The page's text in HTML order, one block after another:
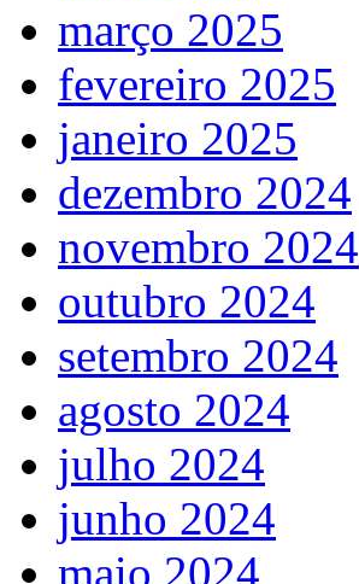
março 2025
fevereiro 2025
janeiro 2025
dezembro 2024
novembro 2024
outubro 2024
setembro 2024
agosto 2024
julho 2024
junho 2024
maio 2024